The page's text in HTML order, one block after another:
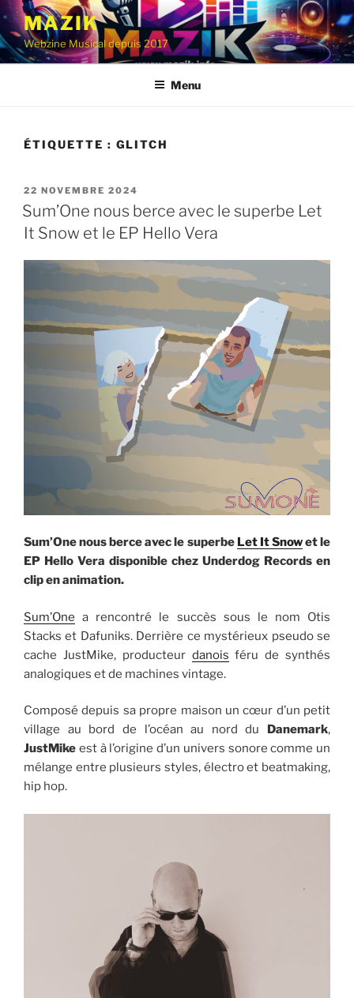
Aller
contenu
principal
MAZIK
Webzine Musical depuis 2017
Menu
ÉTIQUETTE : GLITCH
PUBLIÉ
LE
22 NOVEMBRE 2024
Sum’One nous berce avec le superbe Let
It Snow et le EP Hello Vera
Sum’One nous berce avec le superbe Let It Snowet le
EP Hello Vera disponible chez Underdog Records en
clip en animation.
Sum’One a rencontré le succès sous le nom Otis
Stacks et Dafuniks. Derrière ce mystérieux pseudo se
cache JustMike, producteur danois féru de synthés
analogiques et de machines vintage.
Composé depuis sa propre maison un cœur d’un petit
village au bord de l’océan au nord du Danemark,
JustMike est à l’origine d’un univers sonore comme un
mélange entre plusieurs styles, électro et beatmaking,
hip hop.